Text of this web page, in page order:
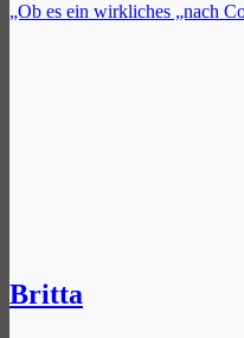
„Ob es ein wirkliches „nach
Britta